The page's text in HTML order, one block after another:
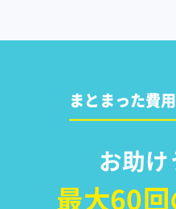
まとまった費
お助
最大60